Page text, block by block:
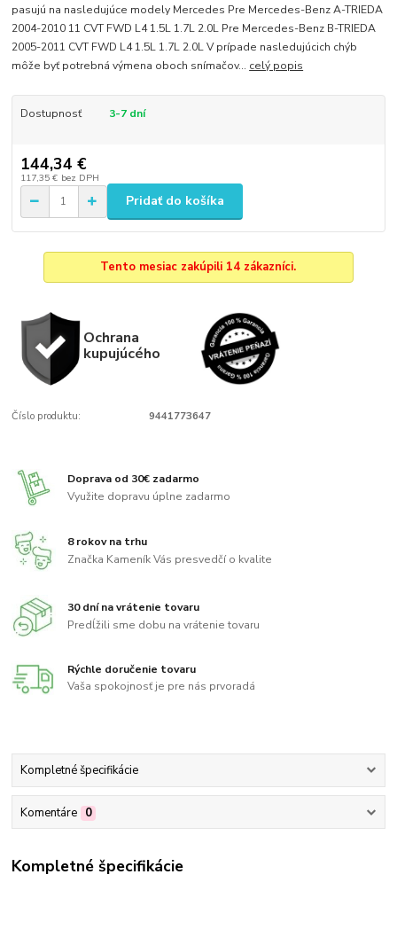
pasujú na nasledujúce modely Mercedes Pre Mercedes-Benz A-TRIEDA
2004-2010 11 CVT FWD L4 1.5L 1.7L 2.0L Pre Mercedes-Benz B-TRIEDA
2005-2011 CVT FWD L4 1.5L 1.7L 2.0L V prípade nasledujúcich chýb
môže byť potrebná výmena oboch snímačov... celý popis
Dostupnosť 3-7 dní
144,34 €
117,35 € bez DPH
Pridať do košíka
Tento mesiac zakúpili 14 zákazníci.
Ochrana
kupujúcého
Číslo produktu: 9441773647
Doprava od 30€ zadarmo
Využite dopravu úplne zadarmo
8 rokov na trhu
Značka Kameník Vás presvedčí o kvalite
30 dní na vrátenie tovaru
Predĺžili sme dobu na vrátenie tovaru
Rýchle doručenie tovaru
Vaša spokojnosť je pre nás prvoradá
Kompletné špecifikácie
Komentáre 0
Kompletné špecifikácie